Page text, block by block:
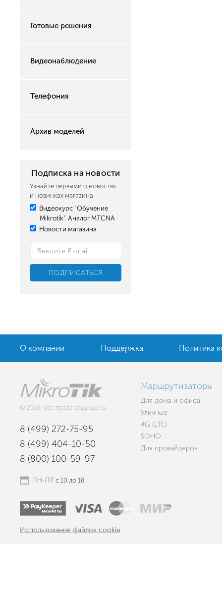
Готовые решения
Видеонаблюдение
Телефония
Архив моделей
Подписка на новости
Узнайте первыми о новостях
и новинках магазина
Видеокурс "Обучение
Mikrotik". Аналог MTCNA
Новости магазина
О компании Поддержка Политика
© 2026 Все права защищены.
8 (499) 272-75-95
8 (499) 404-10-50
8 (800) 100-59-97
ПН-ПТ с 10 до 18
Маршрутизаторы
Для дома и офиса
Уличные
4G (LTE)
SOHO
Для провайдеров
Использование файлов cookie